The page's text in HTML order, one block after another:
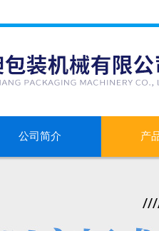
公司简介 产